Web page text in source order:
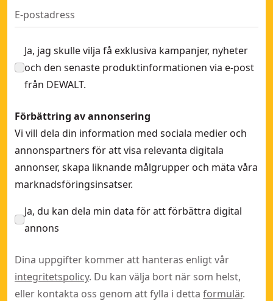
Ja, jag skulle vilja få exklusiva kampanjer, nyheter
och den senaste produktinformationen via e-post
från DEWALT.
Förbättring av annonsering
Vi vill dela din information med sociala medier och
annonspartners för att visa relevanta digitala
annonser, skapa liknande målgrupper och mäta våra
marknadsföringsinsatser.
Ja, du kan dela min data för att förbättra digital
annons
Dina uppgifter kommer att hanteras enligt vår
integritetspolicy. Du kan välja bort när som helst,
eller kontakta oss genom att fylla i detta formulär.